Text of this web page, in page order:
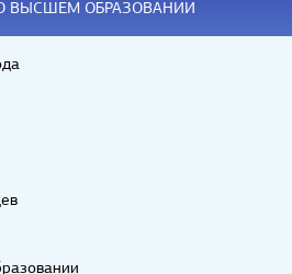
ВЫСШЕМ ОБРАЗОВАНИИ